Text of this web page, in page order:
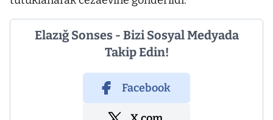
Elazığ Sonses - Bizi Sosyal Medyada
Takip Edin!
Facebook